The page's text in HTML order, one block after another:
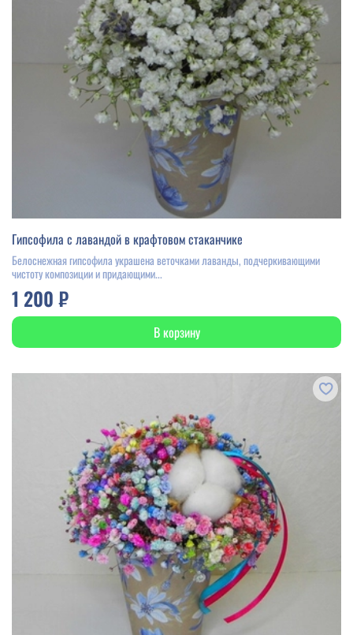
Гипсофила с лавандой в крафтовом стаканчике
Белоснежная гипсофила украшена веточками лаванды, подчеркивающими
чистоту композиции и придающими...
1 200 ₽
В корзину